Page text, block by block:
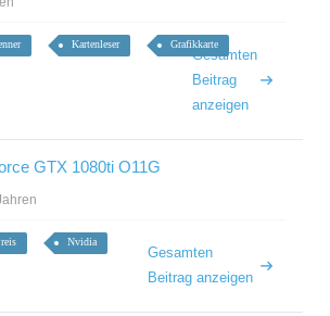
Kartenleser Grafikkarte
Gesamten
Beitrag
anzeigen
GTX 1080ti O11G
Nvidia
Gesamten
Beitrag anzeigen